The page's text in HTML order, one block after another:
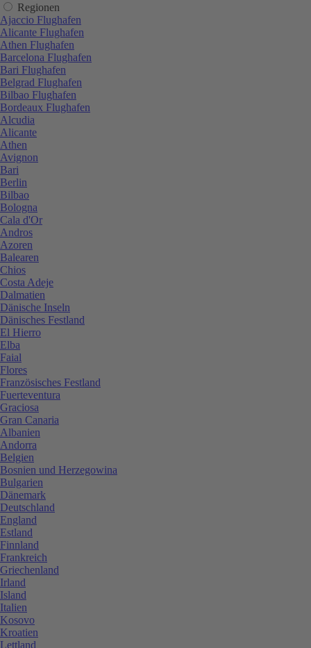
Regionen
Ajaccio Flughafen
Alicante Flughafen
Athen Flughafen
Barcelona Flughafen
Bari Flughafen
Belgrad Flughafen
Bilbao Flughafen
Bordeaux Flughafen
Alcudia
Alicante
Athen
Avignon
Bari
Berlin
Bilbao
Bologna
Cala d'Or
Andros
Azoren
Balearen
Chios
Costa Adeje
Dalmatien
Dänische Inseln
Dänisches Festland
El Hierro
Elba
Faial
Flores
Französisches Festland
Fuerteventura
Graciosa
Gran Canaria
Albanien
Andorra
Belgien
Bosnien und Herzegowina
Bulgarien
Dänemark
Deutschland
England
Estland
Finnland
Frankreich
Griechenland
Irland
Island
Italien
Kosovo
Kroatien
Lettland